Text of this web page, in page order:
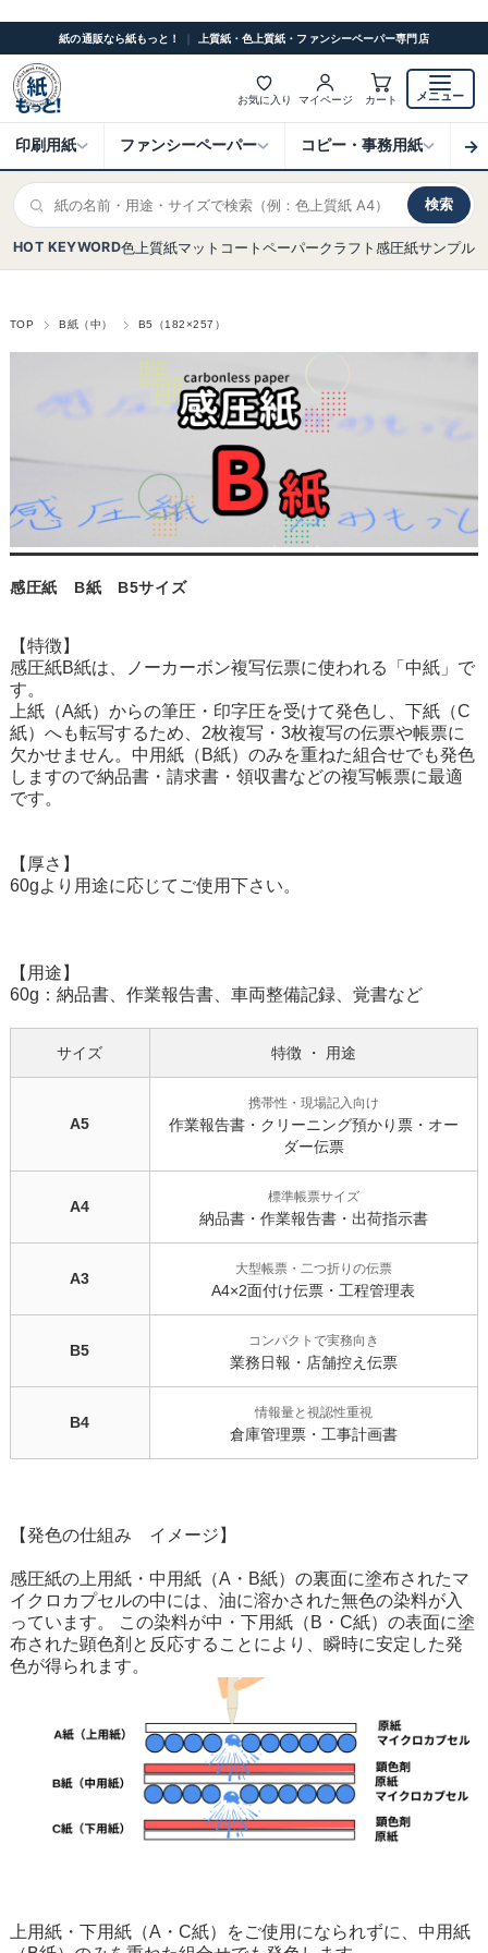
紙の通販なら紙もっと！ ｜ 上質紙・色上質紙・ファンシーペーパー専門店
お気に入り マイページ カート メニュー
印刷用紙 ファンシーペーパー コピー・事務用紙 ク
→
検索
HOT KEYWORD色上質紙マットコートペーパークラフト感圧紙サンプル
TOP B紙（中） B5（182×257）
感圧紙 B紙 B5サイズ
【特徴】
感圧紙B紙は、ノーカーボン複写伝票に使われる「中紙」で
す。
上紙（A紙）からの筆圧・印字圧を受けて発色し、下紙（C
紙）へも転写するため、2枚複写・3枚複写の伝票や帳票に
欠かせません。中用紙（B紙）のみを重ねた組合せでも発色
しますので納品書・請求書・領収書などの複写帳票に最適
です。
【厚さ】
60gより用途に応じてご使用下さい。
【用途】
60g：納品書、作業報告書、車両整備記録、覚書など
サイズ 特徴 ・ 用途
A5
携帯性・現場記入向け
作業報告書・クリーニング預かり票・オー
ダー伝票
A4
標準帳票サイズ
納品書・作業報告書・出荷指示書
A3
大型帳票・二つ折りの伝票
A4×2面付け伝票・工程管理表
B5
コンパクトで実務向き
業務日報・店舗控え伝票
B4
情報量と視認性重視
倉庫管理票・工事計画書
【発色の仕組み イメージ】
感圧紙の上用紙・中用紙（A・B紙）の裏面に塗布されたマ
イクロカプセルの中には、油に溶かされた無色の染料が入
っています。 この染料が中・下用紙（B・C紙）の表面に塗
布された顕色剤と反応することにより、瞬時に安定した発
色が得られます。
上用紙・下用紙（A・C紙）をご使用になられずに、中用紙